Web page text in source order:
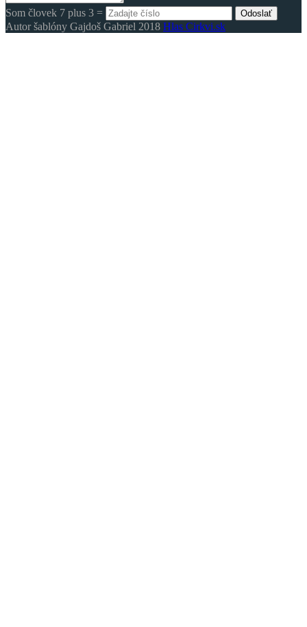
Som človek 7 plus 3 = Odoslať
Autor šablóny Gajdoš Gabriel 2018 Hlas Cirkvi.sk